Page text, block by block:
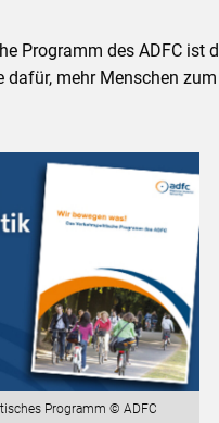
Programm des ADFC ist
dafür, mehr Menschen
Programm © ADFC